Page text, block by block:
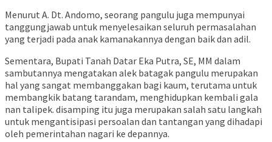
Menurut A. Dt. Andomo, seorang pangulu juga mempunyai
tanggungjawab untuk menyelesaikan seluruh permasalahan
yang terjadi pada anak kamanakannya dengan baik dan adil.
Sementara, Bupati Tanah Datar Eka Putra, SE, MM dalam
sambutannya mengatakan alek batagak pangulu merupakan
hal yang sangat membanggakan bagi kaum, terutama untuk
membangkik batang tarandam, menghidupkan kembali gala
nan talipek. disamping itu juga merupakan salah satu langkah
untuk mengantisipasi persoalan dan tantangan yang dihadapi
oleh pemerintahan nagari ke depannya.